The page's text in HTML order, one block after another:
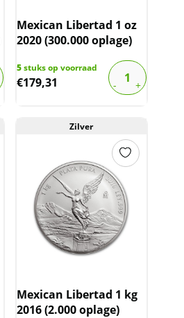
Mexican Libertad 1 oz
2020 (300.000 oplage)
5stuks op voorraad
€179,31
Zilver
Mexican Libertad 1 kg
2016 (2.000 oplage)